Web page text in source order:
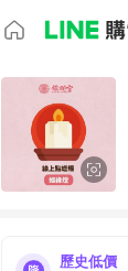
歷史低價